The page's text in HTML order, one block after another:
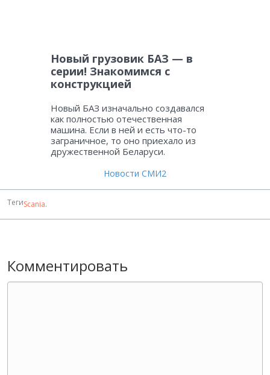
Новый грузовик БАЗ — в
серии! Знакомимся с
конструкцией
Новый БАЗ изначально создавался
как полностью отечественная
машина. Если в ней и есть что-то
заграничное, то оно приехало из
дружественной Беларуси.
Новости СМИ2
ТегиScania.
Комментировать